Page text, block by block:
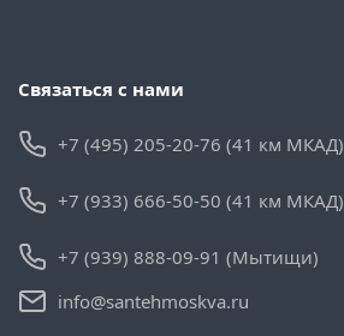
Связаться с нами
+7 (495) 205-20-76 (41 км МКАД)
+7 (933) 666-50-50 (41 км МКАД)
+7 (939) 888-09-91 (Мытищи)
info@santehmoskva.ru